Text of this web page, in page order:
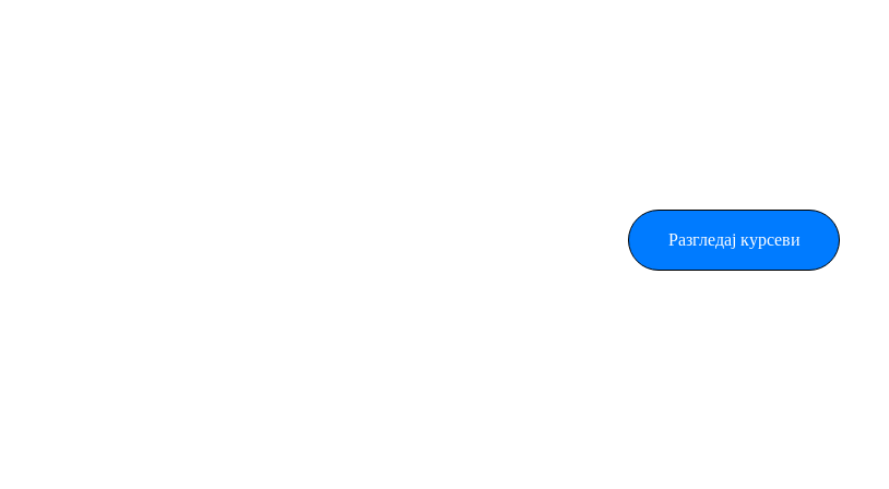
Разгледај курсеви